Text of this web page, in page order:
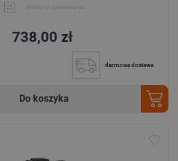
dodaj do porównania
738,00 zł
darmowa dostawa
Do koszyka